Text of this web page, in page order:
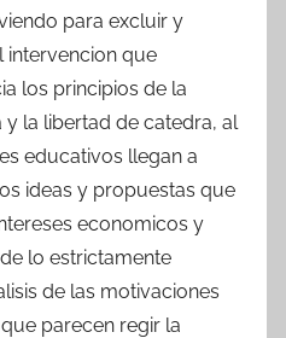
para excluir y
intervencion que
los principios de la
la libertad de catedra, al
educativos llegan a
ideas y propuestas que
economicos y
lo estrictamente
de las motivaciones
parecen regir la